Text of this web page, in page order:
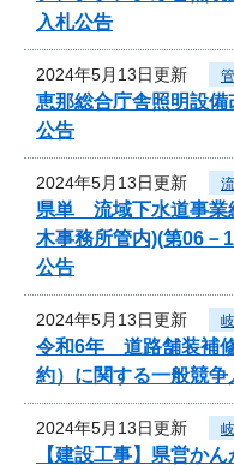
入札公告
2024年5月13日更新
恵那総合庁舎照明設
公告
2024年5月13日更新
県単 流域下水道事業
木事務所管内)(第06－
公告
2024年5月13日更新
令和6年 道路舗装補
約）に関する一般競争
2024年5月13日更新
【建設工事】県営か